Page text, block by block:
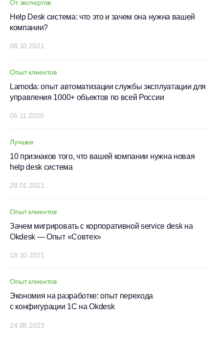
От экспертов
Help Desk система: что это и зачем она нужна вашей
компании?
08.10.2021
Опыт клиентов
Lamoda: опыт автоматизации службы эксплуатации для
управления 1000+ объектов по всей России
06.11.2025
Лучшее
10 признаков того, что вашей компании нужна новая
help desk система
28.01.2021
Опыт клиентов
Зачем мигрировать с корпоративной service desk на
Okdesk — Опыт «Совтех»
18.10.2021
Опыт клиентов
Экономия на разработке: опыт перехода
с конфигурации 1С на Okdesk
24.08.2023